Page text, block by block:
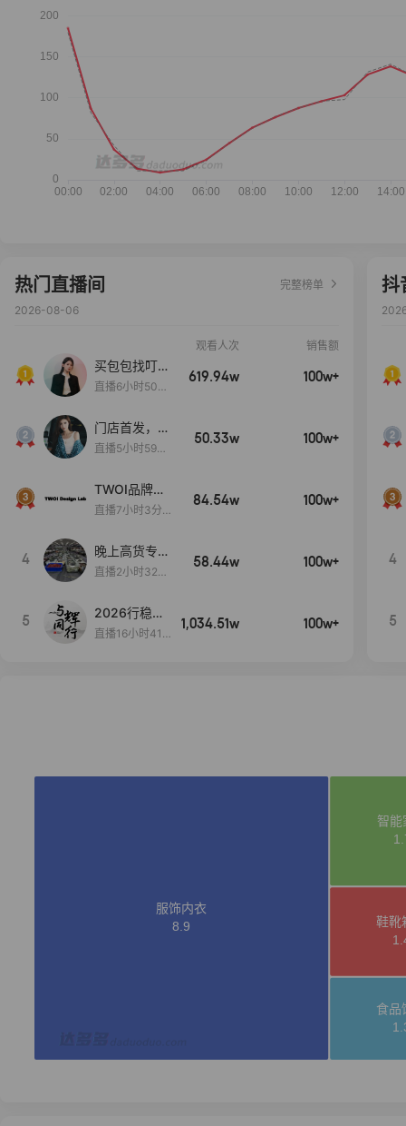
热门直播间
完整榜单
2026-08-06
观看人次 销售额
买包包找叮
当,一折购！
直播6小时50分
619.94w 100w+
门店首发，秋
款大上新！！
直播5小时59分
50.33w 100w+
TWOI品牌直
播间新款上
直播7小时3分5
84.54w 100w+
4
晚上高货专场
大放漏
直播2小时32分
58.44w 100w+
5
2026行稳致
远
直播16小时41
1,034.51w 100w+
抖
4
5